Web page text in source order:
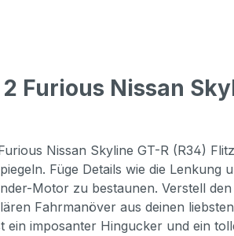
Furious Nissan
Nissan Skyline GT-R (R34)
Füge Details wie die Lenkung
Motor zu bestaunen. Verstell
Fahrmanöver aus deinen
imposanter Hingucker und ein